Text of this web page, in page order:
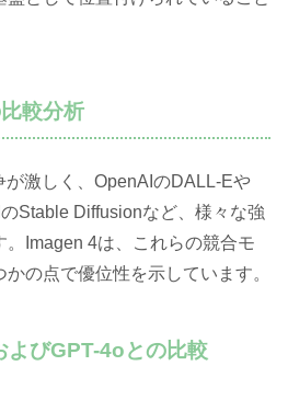
較分析
激しく、OpenAIのDALL-Eや
Stable Diffusionなど、様々な強
。Imagen 4は、これらの競合モ
の点で優位性を示しています。
びGPT-4oとの比較